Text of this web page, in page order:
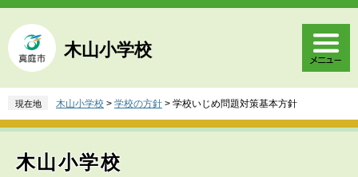
ペ
ジ
の
頭
す
メ
ュ
ー
飛
し
木山小学校
現在地 木山小学校 > 学校の方針 > 学校いじめ問題対策基本方針
木山小学校